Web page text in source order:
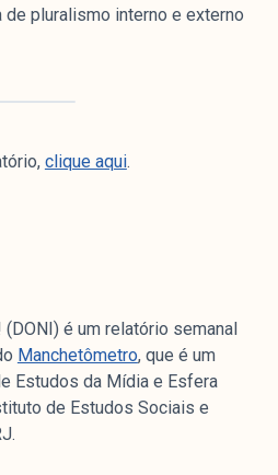
pluralismo interno e externo
clique aqui.
é um relatório semanal
Manchetômetro, que é um
Estudos da Mídia e Esfera
de Estudos Sociais e